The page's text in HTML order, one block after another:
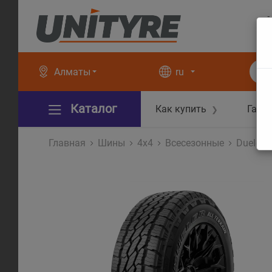
Алматы ru
Каталог Как купить ❯
Главная Шины 4x4 Всесезонные Dueler